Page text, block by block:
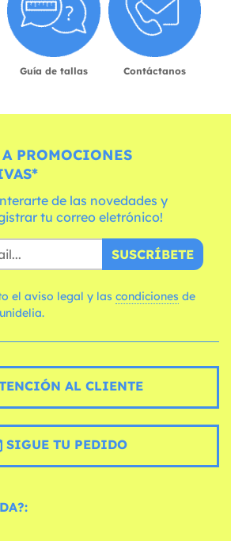
Guía de tallas Contáctanos
A PROMOCIONES
de las novedades y
tu correo eletrónico!
SUSCRÍBETE
el aviso legal y las condiciones
AL CLIENTE
SIGUE TU PEDIDO